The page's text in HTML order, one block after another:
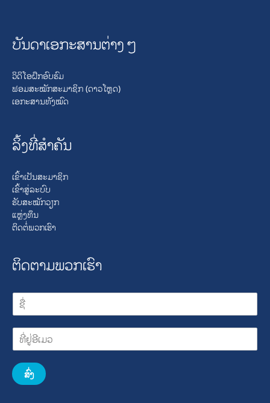
ບັນດາເອກະສານຕ່າງໆ
ວິດິໂອຝຶກອົບຮົມ
ຟອມສະໝັກສະມາຊິກ (ດາວໂຫຼດ)
ເອກະສານທັງໝົດ
ລິ້ງທີ່ສໍາຄັນ
ເຂົ້າເປັນສະມາຊິກ
ເຂົ້າສູ່ລະບົບ
ຮັບສະໝັກວຽກ
ແຫຼ່ງທຶນ
ຕິດຕໍ່ພວກເຮົາ
ຕິດຕາມພວກເຮົາ
ສົ່ງ